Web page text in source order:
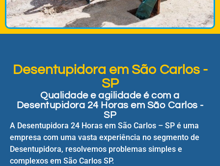
Desentupidora em São Carlos -
SP
Qualidade e agilidade é com a
Desentupidora 24 Horas em São Carlos -
SP
A Desentupidora 24 Horas em São Carlos – SP é uma
empresa com uma vasta experiência no segmento de
Desentupidora, resolvemos problemas simples e
complexos em São Carlos SP.